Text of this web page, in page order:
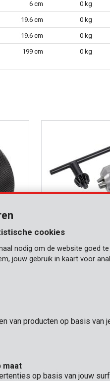
6 cm 0 kg
19.6 cm 0 kg
19.6 cm 0 kg
199 cm 0 kg
Ø
Boorkop met sleutel
nv
+32
cookies
nodig om de website goed
jouw gebruik in kaart voor
van producten op basis van
maat
op basis van jouw